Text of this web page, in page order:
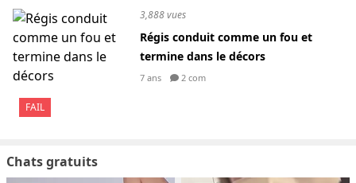
FAIL
3,888 vues
Régis conduit comme un fou et
termine dans le décors
7 ans 2 com
Chats gratuits